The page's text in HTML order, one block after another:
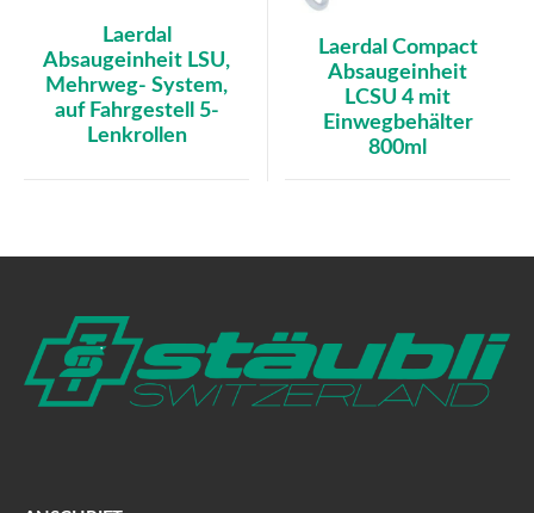
Laerdal
Absaugeinheit LSU,
Mehrweg- System,
auf Fahrgestell 5-
Lenkrollen
Laerdal Compact
Absaugeinheit
LCSU 4 mit
Einwegbehälter
800ml